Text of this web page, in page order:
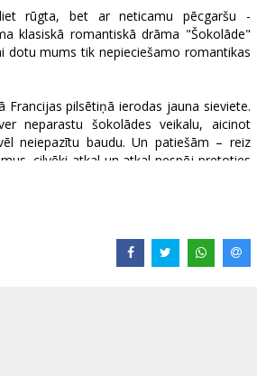
rūgta, bet ar neticamu pēcgaršu -
klasiskā romantiskā drāma "Šokolāde"
dotu mums tik nepieciešamo romantikas
Francijas pilsētiņā ierodas jauna sieviete.
neparastu šokolādes veikalu, aicinot
neiepazītu baudu. Un patiešām – reiz
cilvēki atkal un atkal nespēj pretoties
Viāna it kā maģiskā veidā spēj uzminēt
latviešu valodā.